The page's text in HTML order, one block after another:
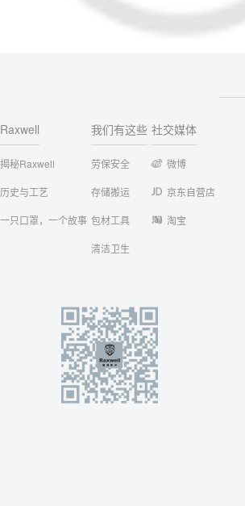
Raxwell
揭秘Raxwell
历史与工艺
一只口罩，一个故事
我们有这些
劳保安全
存储搬运
包材工具
清洁卫生
社交媒体
微博
京东自营店
淘宝